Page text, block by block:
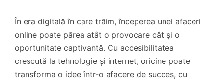
În era digitală în care trăim, începerea unei afaceri
online poate părea atât o provocare cât și o
oportunitate captivantă. Cu accesibilitatea
crescută la tehnologie și internet, oricine poate
transforma o idee într-o afacere de succes, cu